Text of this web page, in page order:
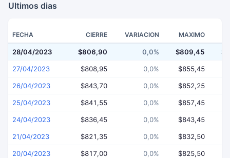
Ultimos dias
FECHA CIERRE VARIACION MAXIMO
28/04/2023 $806,90 0,0% $809,45
27/04/2023 $808,95 0,0% $855,45
26/04/2023 $843,70 0,0% $852,25
25/04/2023 $841,55 0,0% $857,45
24/04/2023 $836,45 0,0% $843,45
21/04/2023 $821,35 0,0% $832,50
20/04/2023 $817,00 0,0% $825,50